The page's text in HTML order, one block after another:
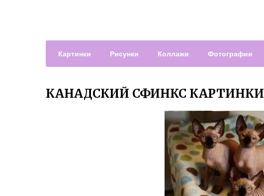
Картинки Рисунки Коллажи Фотографии
КАНАДСКИЙ СФИНКС КАРТИНКИ